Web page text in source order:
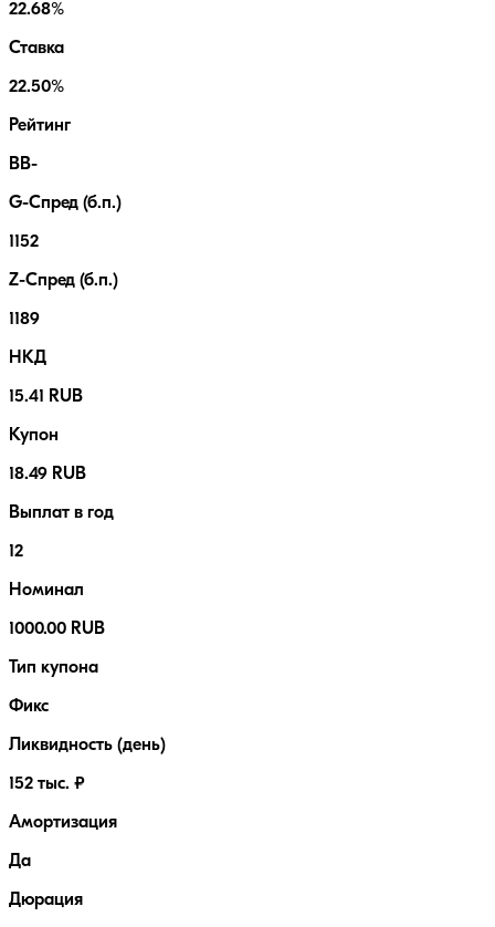
22.68%
Ставка
22.50%
Рейтинг
BB-
G-Спред (б.п.)
1152
Z-Спред (б.п.)
1189
НКД
15.41 RUB
Купон
18.49 RUB
Выплат в год
12
Номинал
1000.00 RUB
Тип купона
Фикс
Ликвидность (день)
152 тыс. ₽
Амортизация
Да
Дюрация